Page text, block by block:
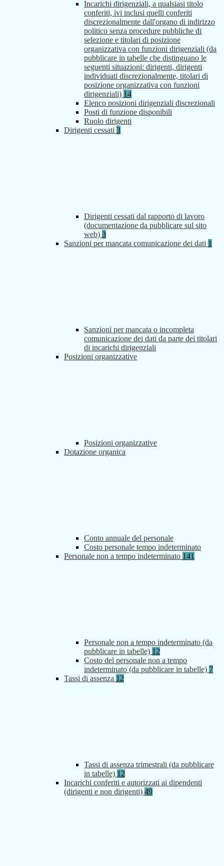
Incarichi dirigenziali, a qualsiasi titolo
conferiti, ivi inclusi quelli conferiti
discrezionalmente dall'organo di indirizzo
politico senza procedure pubbliche di
selezione e titolari di posizione
organizzativa con funzioni dirigenziali (da
pubblicare in tabelle che distinguano le
seguenti situazioni: dirigenti, dirigenti
individuati discrezionalmente, titolari di
posizione organizzativa con funzioni
dirigenziali) 14
Elenco posizioni dirigenziali discrezionali
Posti di funzione disponibili
Ruolo dirigenti
Dirigenti cessati 3
Dirigenti cessati dal rapporto di lavoro
(documentazione da pubblicare sul sito
web) 3
Sanzioni per mancata comunicazione dei dati 1
Sanzioni per mancata o incompleta
comunicazione dei dati da parte dei titolari
di incarichi dirigenziali
Posizioni organizzative
Posizioni organizzative
Dotazione organica
Conto annuale del personale
Costo personale tempo indeterminato
Personale non a tempo indeterminato 141
Personale non a tempo indeterminato (da
pubblicare in tabelle) 12
Costo del personale non a tempo
indeterminato (da pubblicare in tabelle) 7
Tassi di assenza 12
Tassi di assenza trimestrali (da pubblicare
in tabelle) 12
Incarichi conferiti e autorizzati ai dipendenti
(dirigenti e non dirigenti) 49